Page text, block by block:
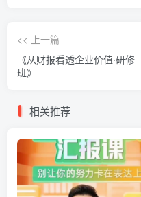
<< 上一篇
《从财报看透企业价值·研修
班》
相关推荐